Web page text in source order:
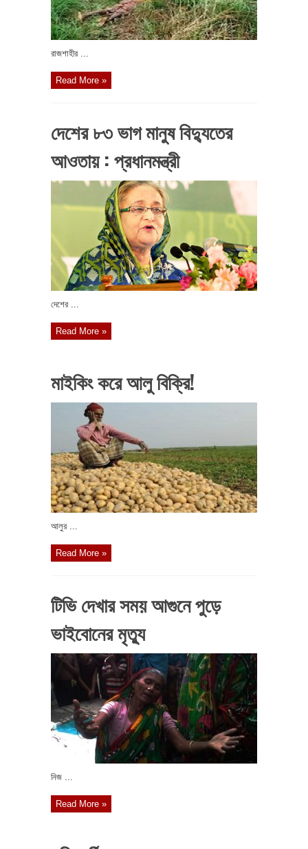
রাজশাহীর ...
Read More »
দেশের ৮৩ ভাগ মানুষ বিদ্যুতের
আওতায় : প্রধানমন্ত্রী
দেশের ...
Read More »
মাইকিং করে আলু বিক্রি!
আলুর ...
Read More »
টিভি দেখার সময় আগুনে পুড়ে
ভাইবোনের মৃত্যু
নিজ ...
Read More »